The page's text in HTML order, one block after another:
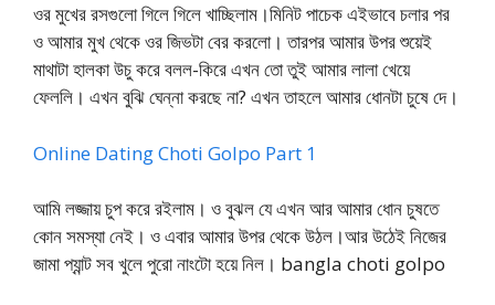
ওর মুখের রসগুলো গিলে গিলে খাচ্ছিলাম।মিনিট পাচেক এইভাবে চলার পর
ও আমার মুখ থেকে ওর জিভটা বের করলো। তারপর আমার উপর শুয়েই
মাথাটা হালকা উচু করে বলল-কিরে এখন তো তুই আমার লালা খেয়ে
ফেললি। এখন বুঝি ঘেন্না করছে না? এখন তাহলে আমার ধোনটা চুষে দে।
Online Dating Choti Golpo Part 1
আমি লজ্জায় চুপ করে রইলাম। ও বুঝল যে এখন আর আমার ধোন চুষতে
কোন সমস্যা নেই। ও এবার আমার উপর থেকে উঠল।আর উঠেই নিজের
জামা প্যান্ট সব খুলে পুরো নাংটো হয়ে নিল। bangla choti golpo